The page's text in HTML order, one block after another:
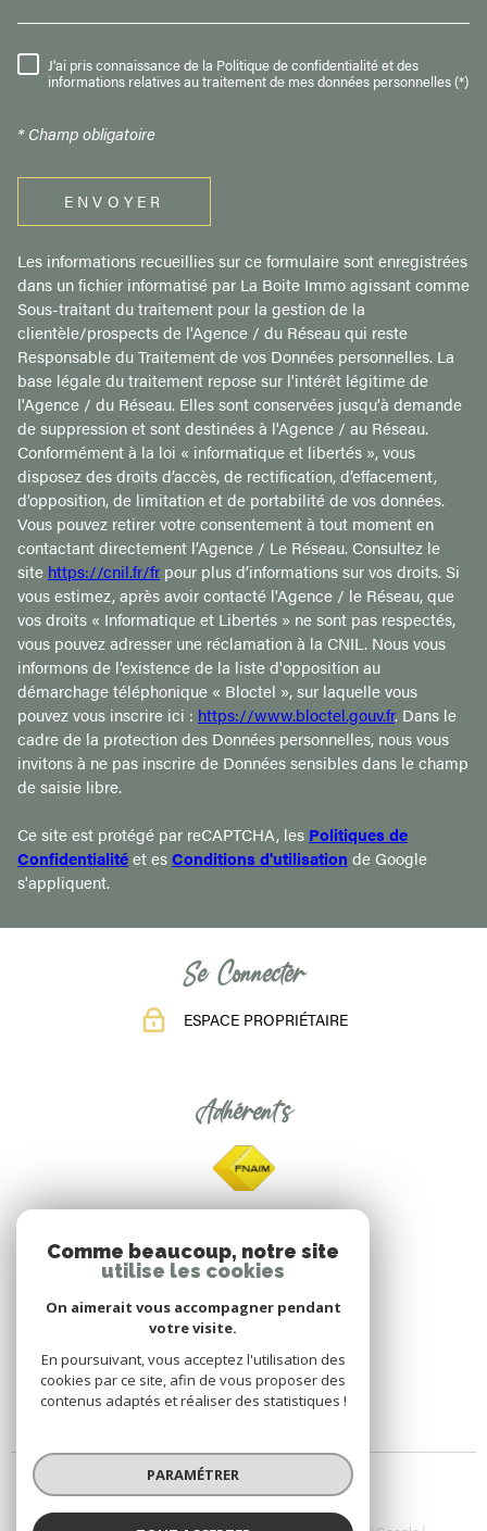
RÈGLEMENTATION
J'ai pris connaissance de la Politique de confidentialité et des
informations relatives au traitement de mes données personnelles (*)
* Champ obligatoire
ENVOYER
Les informations recueillies sur ce formulaire sont enregistrées
dans un fichier informatisé par La Boite Immo agissant comme
Sous-traitant du traitement pour la gestion de la
clientèle/prospects de l'Agence / du Réseau qui reste
Responsable du Traitement de vos Données personnelles. La
base légale du traitement repose sur l'intérêt légitime de
l'Agence / du Réseau. Elles sont conservées jusqu'à demande
de suppression et sont destinées à l'Agence / au Réseau.
Conformément à la loi « informatique et libertés », vous
disposez des droits d’accès, de rectification, d’effacement,
d’opposition, de limitation et de portabilité de vos données.
Vous pouvez retirer votre consentement à tout moment en
contactant directement l’Agence / Le Réseau. Consultez le
site https://cnil.fr/fr pour plus d’informations sur vos droits. Si
vous estimez, après avoir contacté l'Agence / le Réseau, que
vos droits « Informatique et Libertés » ne sont pas respectés,
vous pouvez adresser une réclamation à la CNIL. Nous vous
informons de l’existence de la liste d'opposition au
démarchage téléphonique « Bloctel », sur laquelle vous
pouvez vous inscrire ici : https://www.bloctel.gouv.fr. Dans le
cadre de la protection des Données personnelles, nous vous
invitons à ne pas inscrire de Données sensibles dans le champ
de saisie libre.
Ce site est protégé par reCAPTCHA, les Politiques de
Confidentialitéet esConditions d'utilisation de Google
s'appliquent.
Se Connecter
ESPACE PROPRIÉTAIRE
Adhérents
Comme beaucoup, notre site
utilise les cookies
On aimerait vous accompagner pendant
votre visite.
En poursuivant, vous acceptez l'utilisation des
cookies par ce site, afin de vous proposer des
contenus adaptés et réaliser des statistiques !
PARAMÉTRER